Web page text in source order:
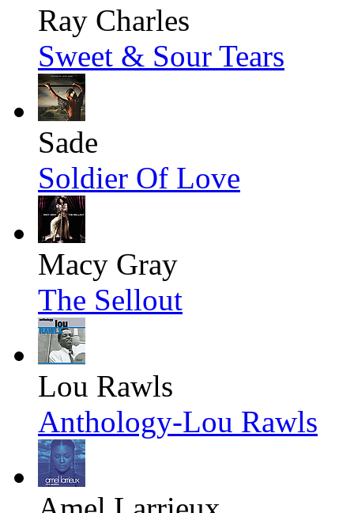
Ray Charles
Sweet & Sour Tears
Sade
Soldier Of Love
Macy Gray
The Sellout
Lou Rawls
Anthology-Lou Rawls